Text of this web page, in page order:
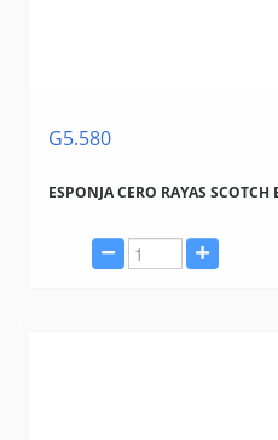
G5.580
ESPONJA CERO RAYAS